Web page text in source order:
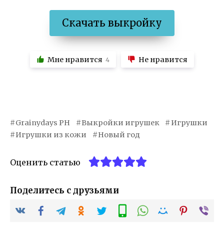
Скачать выкройку
Мне нравится 4 Не нравится
Grainydays PH Выкройки игрушек
Игрушки
Игрушки из кожи
Новый год
Оценить статью
Поделитесь с друзьями